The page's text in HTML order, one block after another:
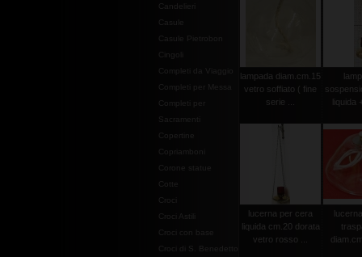
Candelieri
Casule
Casule Pietrobon
Cingoli
Completi da Viaggio
Completi per Messa
Completi per
Sacramenti
Copertine
Copriamboni
Corone statue
Cotte
Croci
Croci Astili
Croci con base
Croci di S. Benedetto
lampada diam.cm.15
vetro soffiato ( fine
serie ...
liquida
lucerna per cera
liquida cm.20 dorata
vetro rosso ...